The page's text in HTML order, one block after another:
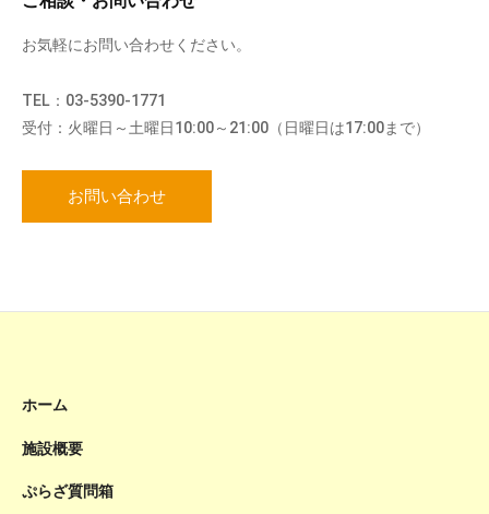
お気軽にお問い合わせください。
TEL：03-5390-1771
受付：火曜日～土曜日10:00～21:00（日曜日は17:00まで）
お問い合わせ
ホーム
施設概要
ぷらざ質問箱